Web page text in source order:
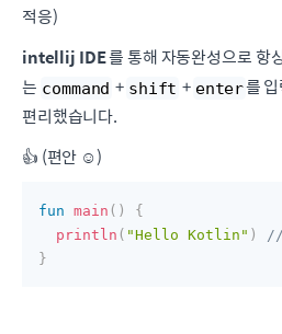
적응)
intellij IDE를 통해 자동완성으로 항
는 command + shift + enter를
편리했습니다.
👍 (편안 ☺️)
fun main ( )
{
println ( "Hello Kotlin" )
//
}